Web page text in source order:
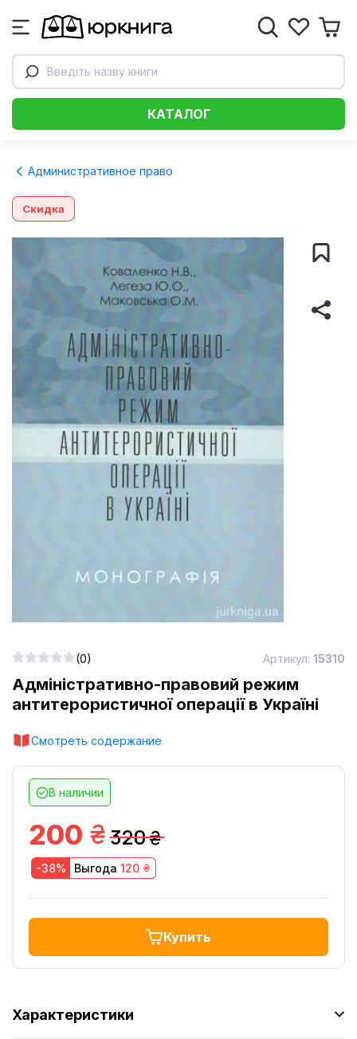
Введіть назву книги
КАТАЛОГ
Административное право
Скидка
Адміністративно-правовий режим
антитерористичної операції в Україні
Смотреть содержание
(0) Артикул: 15310
В наличии
320
грн.
200 грн.
-38% Выгода 120 грн.
Купить
Характеристики